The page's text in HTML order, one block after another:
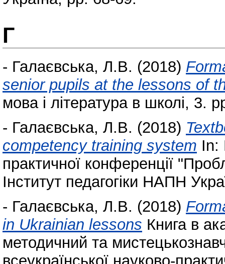
Г
- Галаєвська, Л.В. (2018)
senior pupils at the lessons of
мова і література в школі, 3.
- Галаєвська, Л.В. (2018)
competency training system In:
практичної конференції
Інститут педагогіки НАПН
- Галаєвська, Л.В. (2018)
in Ukrainian lessons Книга в
методичний та
всеукраїнської науково-